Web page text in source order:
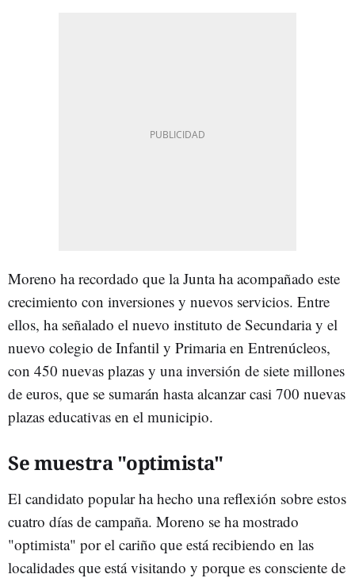
Moreno ha recordado que la Junta ha acompañado este
crecimiento con inversiones y nuevos servicios. Entre
ellos, ha señalado el nuevo instituto de Secundaria y el
nuevo colegio de Infantil y Primaria en Entrenúcleos,
con 450 nuevas plazas y una inversión de siete millones
de euros, que se sumarán hasta alcanzar casi 700 nuevas
plazas educativas en el municipio.
Se muestra "optimista"
El candidato popular ha hecho una reflexión sobre estos
cuatro días de campaña. Moreno se ha mostrado
"optimista" por el cariño que está recibiendo en las
localidades que está visitando y porque es consciente de